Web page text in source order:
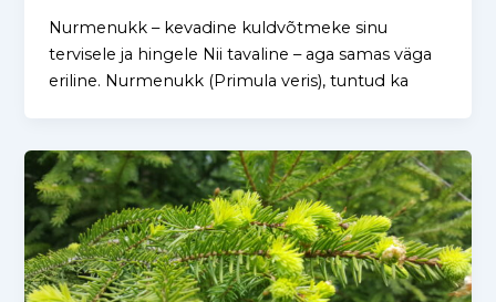
Nurmenukk – kevadine kuldvõtmeke sinu
tervisele ja hingele Nii tavaline – aga samas väga
eriline. Nurmenukk (Primula veris), tuntud ka